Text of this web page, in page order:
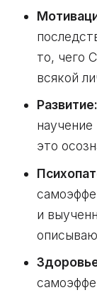
то, чего
всякой
Развитие:
это
и